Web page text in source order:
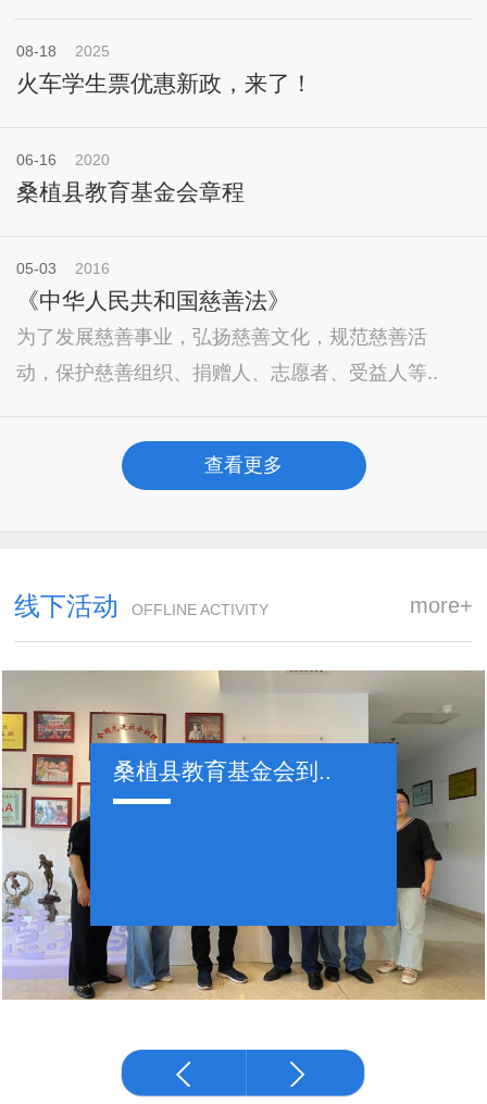
08-18 2025
火车学生票优惠新政，来了！
06-16 2020
桑植县教育基金会章程
05-03 2016
《中华人民共和国慈善法》
为了发展慈善事业，弘扬慈善文化，规范慈善活
动，保护慈善组织、捐赠人、志愿者、受益人等..
查看更多
线下活动 OFFLINE ACTIVITY more+
桑植县教育基金会到..